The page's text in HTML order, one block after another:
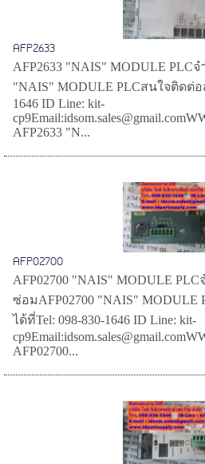
AFP2633
AFP2633 "NAIS" MODULE PLC
"NAIS" MODULE PLCสนใจติดต่อ
1646 ID Line: kit-
AFP2633 "N...
AFP02700
AFP02700 "NAIS" MODULE
ซ่อมAFP02700 "NAIS"
ได้ที่Tel: 098-830-1646 ID Line: kit-
AFP02700...